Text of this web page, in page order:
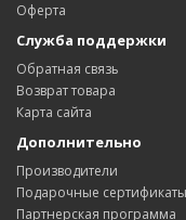
Оферта
Служба поддержки
Обратная связь
Возврат товара
Карта сайта
Дополнительно
Производители
Подарочные сертификаты
Партнерская программа